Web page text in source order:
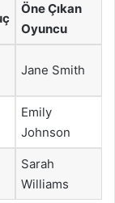
Öne Çıkan
Oyuncu
Jane Smith
Emily
Johnson
Sarah
Williams